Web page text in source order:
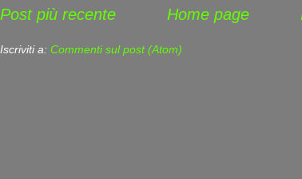
Post più recente Home page
Iscriviti a: Commenti sul post (Atom)